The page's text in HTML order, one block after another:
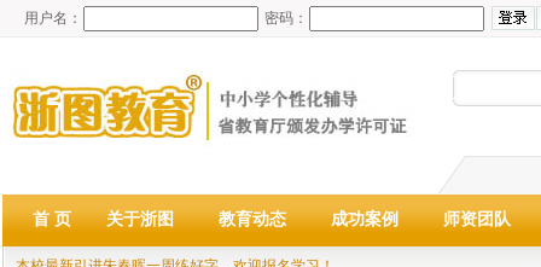
用户名： 密码：
首 页 关于浙图 教育动态 成功案例 师资团队